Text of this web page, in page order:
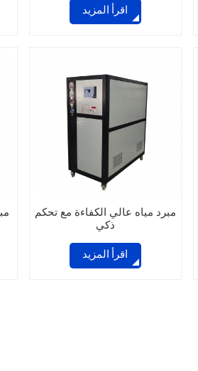
اقرأ المزيد
مبرد مياه عالي الكفاءة مع تحكم
ذكي
اقرأ المزيد